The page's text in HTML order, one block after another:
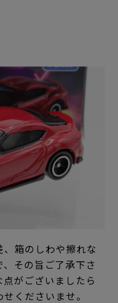
箱のしわや擦れな
その旨ご了承下さ
がございましたら
くださいませ。